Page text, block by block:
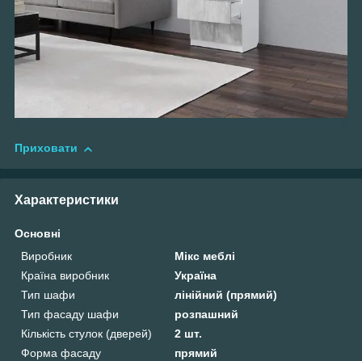
Приховати
Характеристики
Основні
Виробник
Мікс меблі
Країна виробник
Україна
Тип шафи
лінійний (прямий)
Тип фасаду шафи
розпашний
Кількість стулок (дверей)
2 шт.
Форма фасаду
прямий